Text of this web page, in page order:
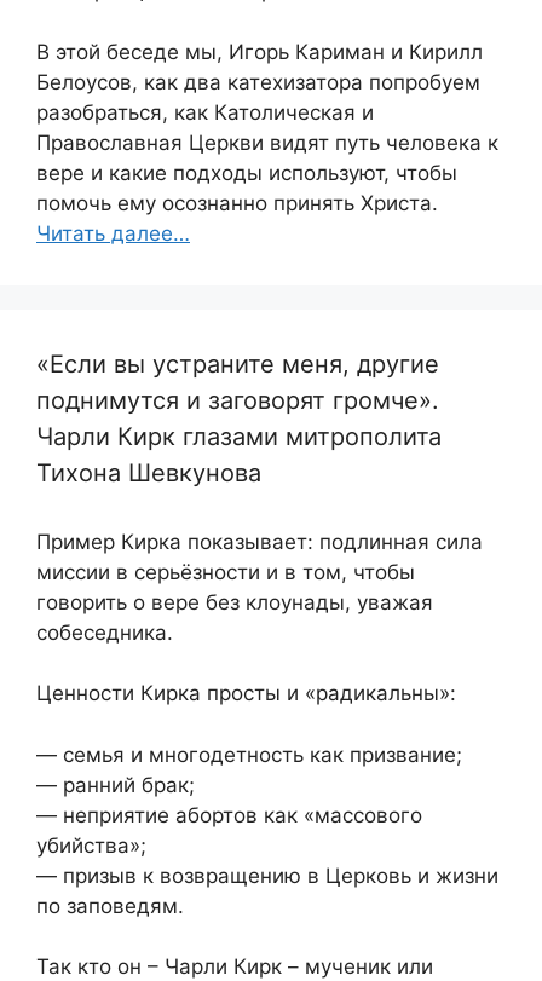
В этой беседе мы, Игорь Кариман и Кирилл
Белоусов, как два катехизатора попробуем
разобраться, как Католическая и
Православная Церкви видят путь человека к
вере и какие подходы используют, чтобы
помочь ему осознанно принять Христа.
Читать далее…
«Если вы устраните меня, другие
поднимутся и заговорят громче».
Чарли Кирк глазами митрополита
Тихона Шевкунова
Пример Кирка показывает: подлинная сила
миссии в серьёзности и в том, чтобы
говорить о вере без клоунады, уважая
собеседника.
Ценности Кирка просты и «радикальны»:
— семья и многодетность как призвание;
— ранний брак;
— неприятие абортов как «массового
убийства»;
— призыв к возвращению в Церковь и жизни
по заповедям.
Так кто он – Чарли Кирк – мученик или